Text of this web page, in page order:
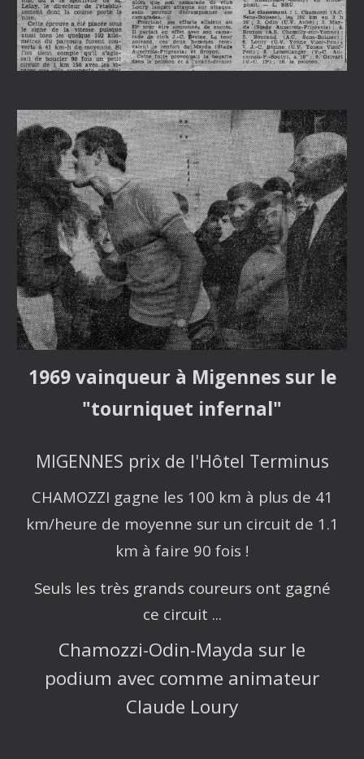
1969 vainqueur à Migennes sur le
"tourniquet infernal"
MIGENNES prix de l'Hôtel Terminus
CHAMOZZI gagne les 100 km à plus de 41
km/heure de moyenne sur un circuit de 1.1
km à faire 90 fois !
Seuls les très grands coureurs ont gagné
ce circuit ...
Chamozzi-Odin-Mayda sur le
podium avec comme animateur
Claude Loury